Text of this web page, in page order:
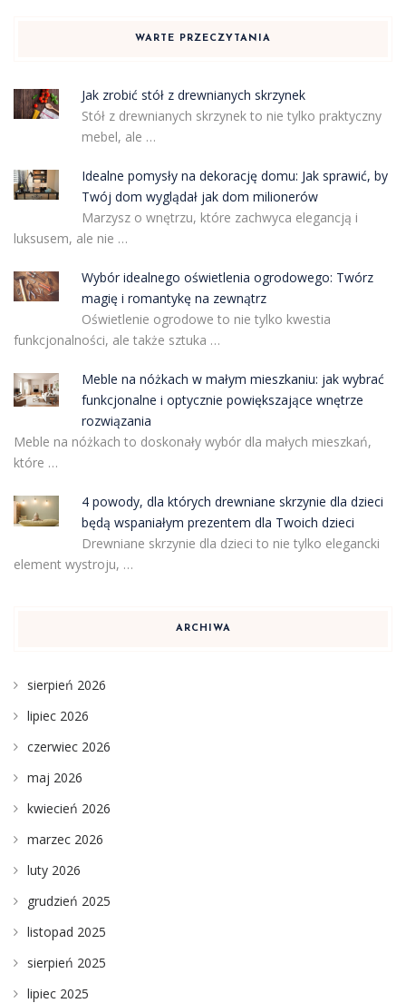
WARTE PRZECZYTANIA
Jak zrobić stół z drewnianych skrzynek
Stół z drewnianych skrzynek to nie tylko praktyczny
mebel, ale …
Idealne pomysły na dekorację domu: Jak sprawić, by
Twój dom wyglądał jak dom milionerów
Marzysz o wnętrzu, które zachwyca elegancją i
luksusem, ale nie …
Wybór idealnego oświetlenia ogrodowego: Twórz
magię i romantykę na zewnątrz
Oświetlenie ogrodowe to nie tylko kwestia
funkcjonalności, ale także sztuka …
Meble na nóżkach w małym mieszkaniu: jak wybrać
funkcjonalne i optycznie powiększające wnętrze
rozwiązania
Meble na nóżkach to doskonały wybór dla małych mieszkań,
które …
4 powody, dla których drewniane skrzynie dla dzieci
będą wspaniałym prezentem dla Twoich dzieci
Drewniane skrzynie dla dzieci to nie tylko elegancki
element wystroju, …
ARCHIWA
sierpień 2026
lipiec 2026
czerwiec 2026
maj 2026
kwiecień 2026
marzec 2026
luty 2026
grudzień 2025
listopad 2025
sierpień 2025
lipiec 2025